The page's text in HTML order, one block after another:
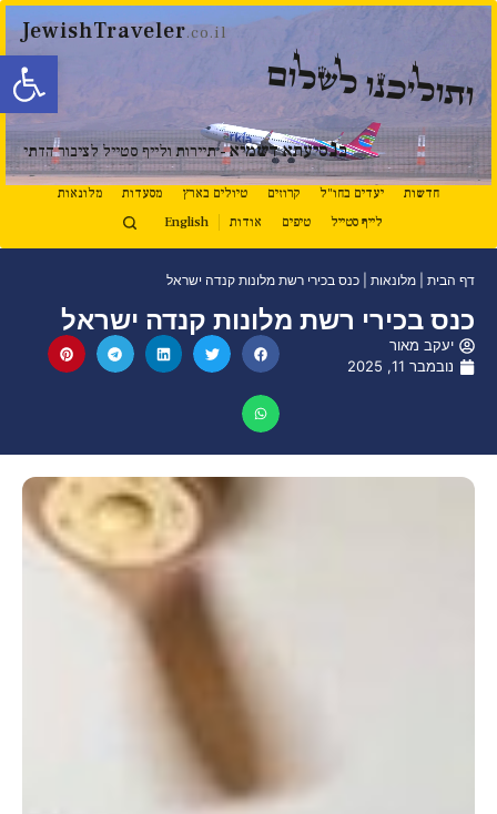
פתח
JewishTraveler.co.il
ותוליכנו לשלום
בנסיעתא דשמיא- תיירות ולייף סטייל לציבור הדתי
חדשות יעדים בחו"ל קרוזים טיולים בארץ מסעדות
מלונאות
לייף סטייל
טיפים אודות English
דף הבית מלונאות כנס בכירי רשת מלונות קנדה ישראל
כנס בכירי רשת מלונות קנדה ישראל
יעקב מאור
נובמבר 11, 2025